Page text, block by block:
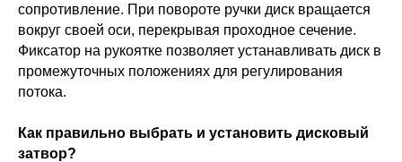
сопротивление. При повороте ручки диск вращается
вокруг своей оси, перекрывая проходное сечение.
Фиксатор на рукоятке позволяет устанавливать диск в
промежуточных положениях для регулирования
потока.
Как правильно выбрать и установить дисковый
затвор?